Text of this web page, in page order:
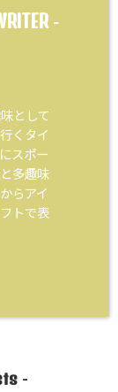
-
として
くタイ
スポー
多趣味
らアイ
トで表
-